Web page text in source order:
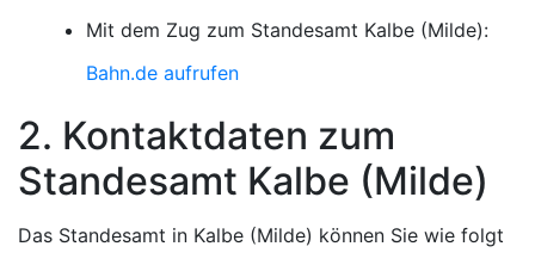
Mit dem Zug zum Standesamt Kalbe (Milde):
Bahn.de aufrufen
2. Kontaktdaten zum
Standesamt Kalbe (Milde)
Das Standesamt in Kalbe (Milde) können Sie wie folgt